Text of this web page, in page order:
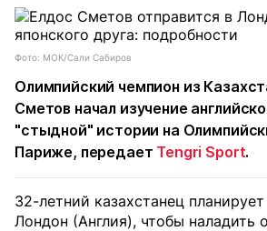
Фото: МОК/Сали Сабиров
Олимпийский чемпион из
Сметов начал изучение
"стыдной" истории на
Париже, передает Tengri Sport.
32-летний казахстанец
Лондон (Англия), чтобы наладить